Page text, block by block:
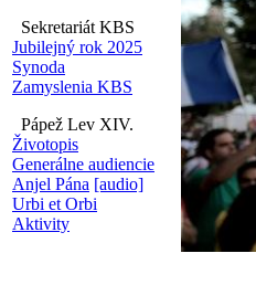
Sekretariát KBS
Jubilejný rok 2025
Synoda
Zamyslenia KBS
Pápež Lev XIV.
Životopis
Generálne audiencie
Anjel Pána [audio]
Urbi et Orbi
Aktivity